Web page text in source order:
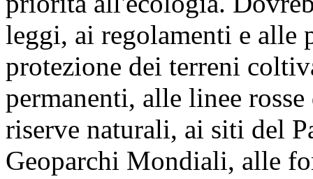
leggi, ai regolamenti e
protezione dei terreni
permanenti, alle linee
riserve naturali, ai siti del
Geoparchi Mondiali, alle